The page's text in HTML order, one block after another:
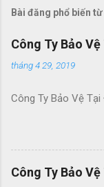
Bài đăng phổ biến
Công Ty Bảo
tháng 4 29, 2019
Công Ty Bảo Vệ
Công Ty Bảo